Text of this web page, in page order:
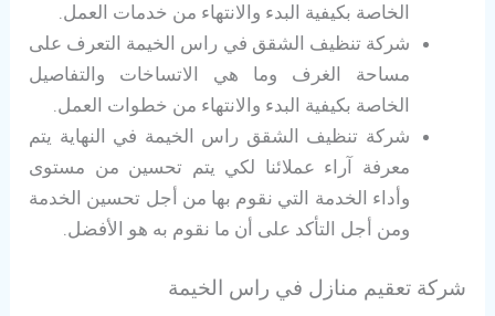
الخاصة بكيفية البدء والانتهاء من خدمات العمل.
شركة تنظيف الشقق في راس الخيمة التعرف على
مساحة الغرف وما هي الاتساخات والتفاصيل
الخاصة بكيفية البدء والانتهاء من خطوات العمل.
شركة تنظيف الشقق راس الخيمة في النهاية يتم
معرفة آراء عملائنا لكي يتم تحسين من مستوى
وأداء الخدمة التي نقوم بها من أجل تحسين الخدمة
ومن أجل التأكد على أن ما نقوم به هو الأفضل.
شركة تعقيم منازل في راس الخيمة